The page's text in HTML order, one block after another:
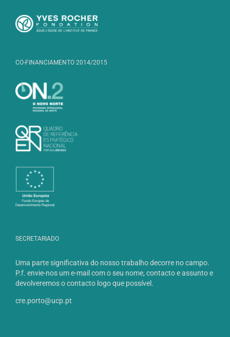
CO-FINANCIAMENTO 2014/2015
SECRETARIADO
Uma parte significativa do nosso trabalho decorre no campo.
P.f. envie-nos um e-mail com o seu nome, contacto e assunto e
devolveremos o contacto logo que possível.
cre.porto@ucp.pt